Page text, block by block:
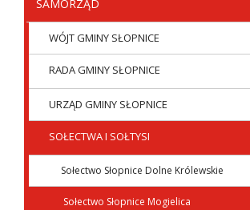
SAMORZĄD
WÓJT GMINY SŁOPNICE
RADA GMINY SŁOPNICE
URZĄD GMINY SŁOPNICE
SOŁECTWA I SOŁTYSI
Sołectwo Słopnice Dolne Królewskie
Sołectwo Słopnice Mogielica